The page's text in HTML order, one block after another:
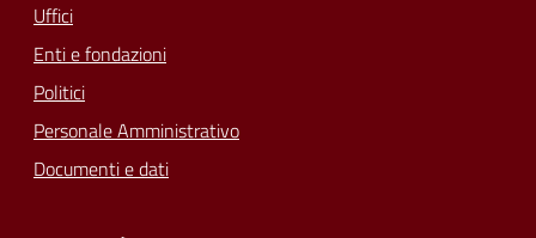
Uffici
Enti e fondazioni
Politici
Personale Amministrativo
Documenti e dati